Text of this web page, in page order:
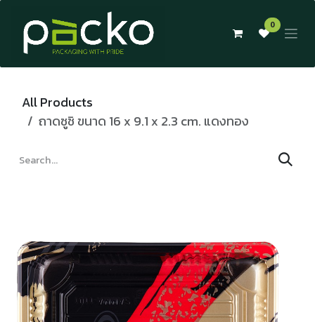
Skip to Content
0
All Products
ถาดซูชิ ขนาด 16 x 9.1 x 2.3 cm. แดงทอง